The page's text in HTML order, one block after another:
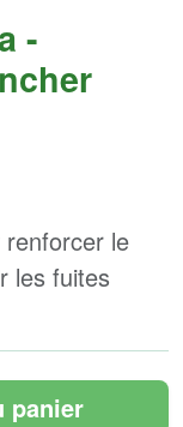
-
le
les fuites
panier